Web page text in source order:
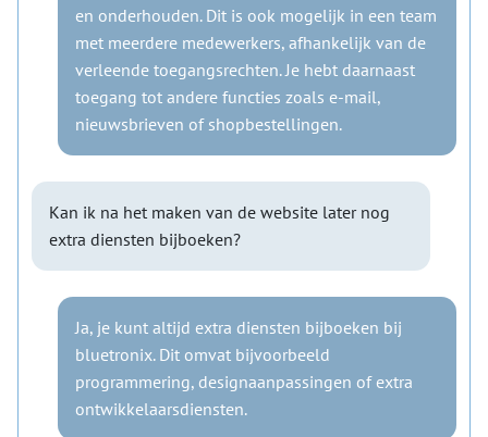
en onderhouden. Dit is ook mogelijk in een team
met meerdere medewerkers, afhankelijk van de
verleende toegangsrechten. Je hebt daarnaast
toegang tot andere functies zoals e-mail,
nieuwsbrieven of shopbestellingen.
Kan ik na het maken van de website later nog
extra diensten bijboeken?
Ja, je kunt altijd extra diensten bijboeken bij
bluetronix. Dit omvat bijvoorbeeld
programmering, designaanpassingen of extra
ontwikkelaarsdiensten.